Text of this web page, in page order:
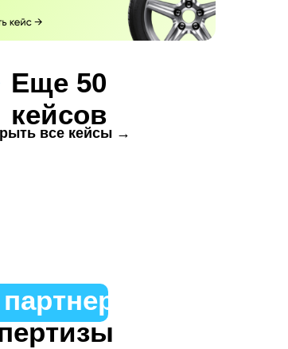
Еще 50
кейсов
все кейсы →